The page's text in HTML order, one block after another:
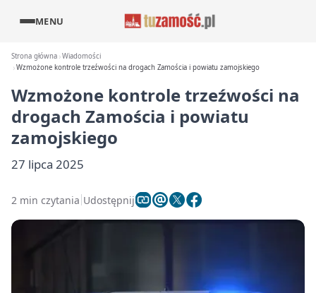
MENU
Strona główna Wiadomości
Wzmożone kontrole trzeźwości na drogach Zamościa i powiatu zamojskiego
Wzmożone kontrole trzeźwości na
drogach Zamościa i powiatu
zamojskiego
27 lipca 2025
2 min czytania Udostępnij